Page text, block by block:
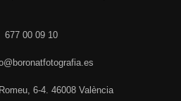
677 00 09 10
6-4. 46008 València